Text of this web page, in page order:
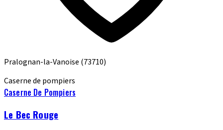
Pralognan-la-Vanoise (73710)
Caserne de pompiers
Caserne De Pompiers
Le Bec Rouge